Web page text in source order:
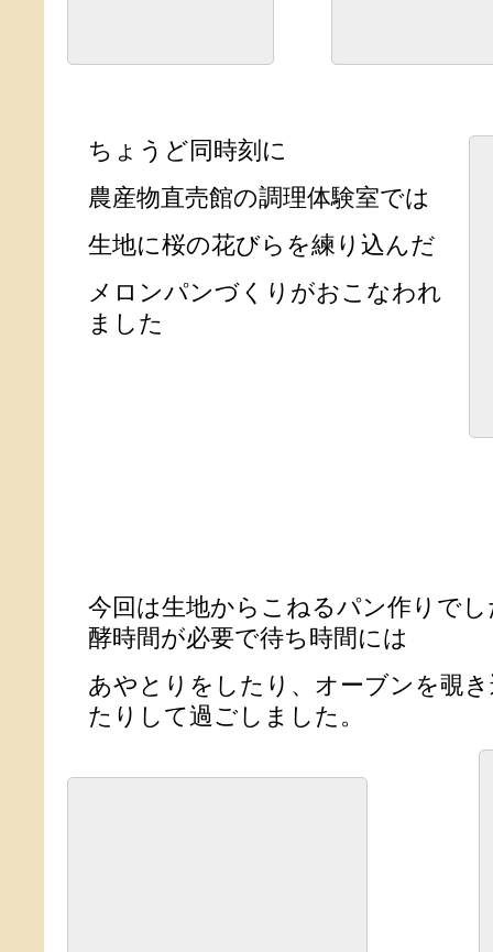
ちょうど同時刻に
農産物直売館の調理体験室では
生地に桜の花びらを練り込んだ
メロンパンづくりがおこなわれ
ました
今回は生地からこねるパン作りで
酵時間が必要で待ち時間には
あやとりをしたり、オーブンを覗
たりして過ごしました。